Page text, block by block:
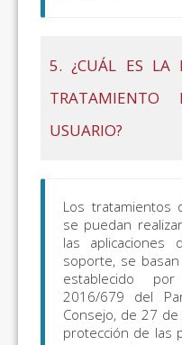
5. ¿CUÁL ES LA
USUARIO?
Los tratamientos
se puedan
las aplicaciones
soporte, se
establecido
2016/679 del
Consejo, de 27
protección de las